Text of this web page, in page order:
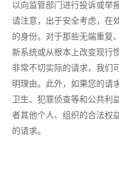
以向监管部门进行投诉或举
请注意，出于安全考虑，在
的身份。对于那些无端重复
新系统或从根本上改变现行
非常不切实际的请求，我们
明理由。此外，如果您的请
卫生、犯罪侦查等和公共
者其他个人、组织的合法权
的请求。